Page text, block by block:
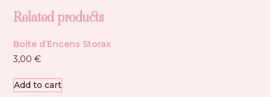
Related products
Boîte d’Encens Storax
3,00€
Add to cart